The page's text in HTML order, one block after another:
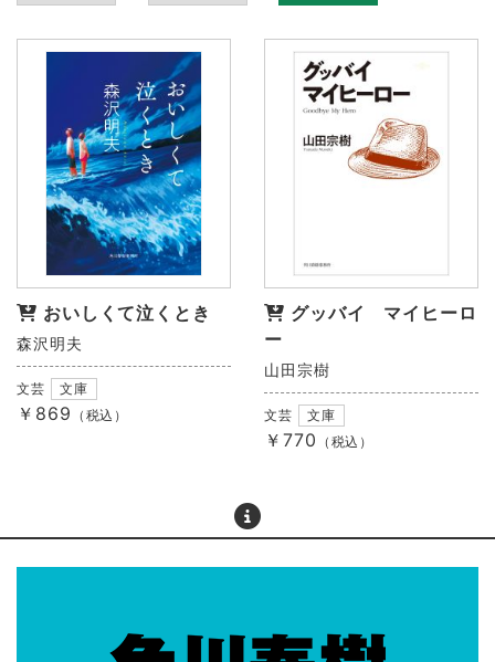
おいしくて泣くとき
森沢明夫
文芸 文庫
￥869 （税込）
グッバイ マイヒーロ
ー
山田宗樹
文芸 文庫
￥770 （税込）